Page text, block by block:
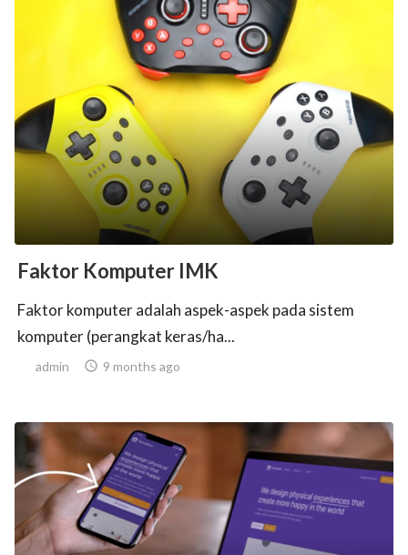
Faktor Komputer IMK
Faktor komputer adalah aspek-aspek pada sistem
komputer (perangkat keras/ha...
admin  9 months ago